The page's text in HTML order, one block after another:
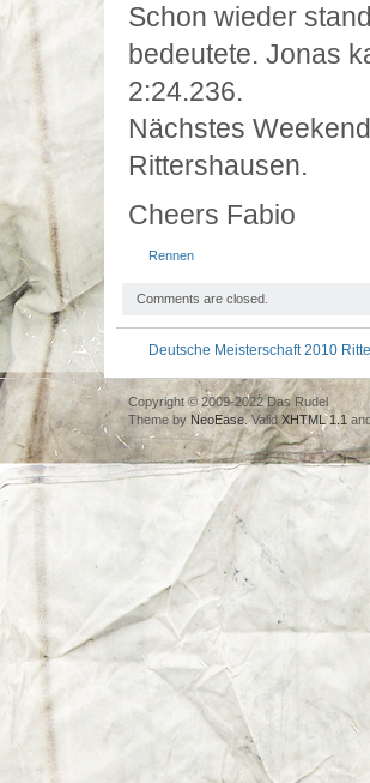
Schon wieder
bedeutete. Jonas
2:24.236.
Nächstes
Rittershausen.
Cheers Fabio
Rennen
Comments are closed.
Deutsche Meisterschaft 2010
Copyright © 2009-2022 Das Rudel
Theme by NeoEase. ValidXHTML 1.1